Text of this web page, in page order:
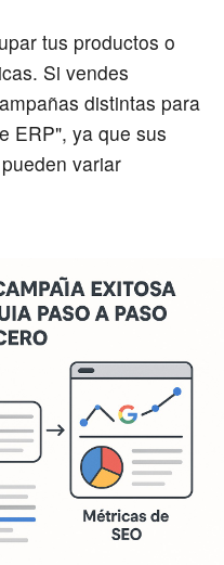
tus productos o
Si vendes
distintas para
ERP", ya que sus
variar